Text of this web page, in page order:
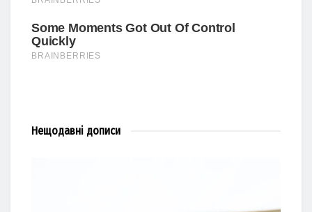
Нещодавні дописи